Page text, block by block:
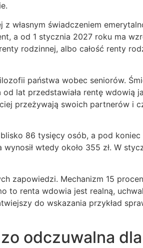
własnym świadczeniem
a od 1 stycznia 2027 roku ma
rodzinnej, albo całość renty
państwa wobec seniorów.
lat przedstawiała rentę wdowią
przeżywają swoich partnerów i
86 tysięcy osób, a pod
wtedy około 355 zł. W
zapowiedzi. Mechanizm 15
to renta wdowia jest realną,
do wskazania przykład
odczuwalna dla